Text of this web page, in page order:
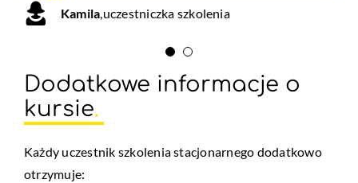
Kamila,uczestniczka szkolenia
Dodatkowe informacje o
kursie.
Każdy uczestnik szkolenia stacjonarnego dodatkowo
otrzymuje: